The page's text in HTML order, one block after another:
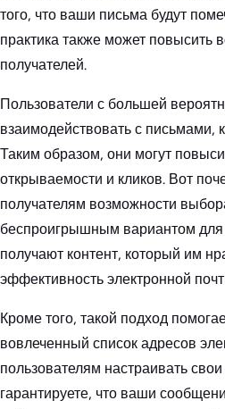
того, что ваши письма будут
практика также может повысить
получателей.
Пользователи с большей
взаимодействовать с письмами,
Таким образом, они могут
открываемости и кликов. Вот
получателям возможности
беспроигрышным вариантом
получают контент, который им
эффективность электронной
Кроме того, такой подход
вовлеченный список адресов
пользователям настраивать
гарантируете, что ваши